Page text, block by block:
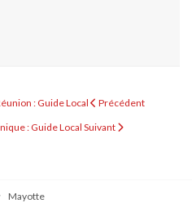
: Guide Local
Précédent
: Guide Local Suivant
Mayotte